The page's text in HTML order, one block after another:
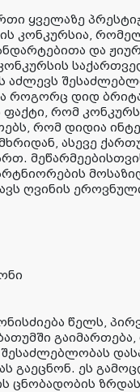
ყველაზე
კონკურსია,
და
აძლევს
როგორც დიდ
ფაქტი, რომ
რომ დიდია
მხრიდან, ასევე
ღვინის
წელს,
შესაძლებლობას
გაეცნონ. ეს
ცნობადობის